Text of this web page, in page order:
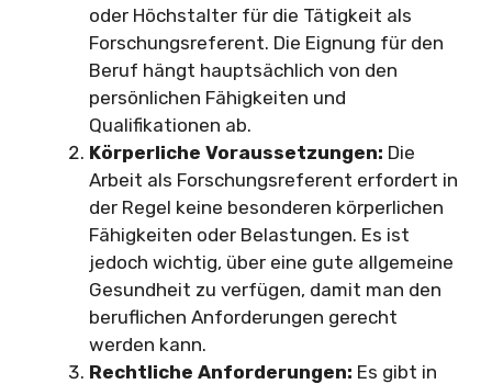
oder Höchstalter für die Tätigkeit als
Forschungsreferent. Die Eignung für den
Beruf hängt hauptsächlich von den
persönlichen Fähigkeiten und
Qualifikationen ab.
Körperliche Voraussetzungen: Die
Arbeit als Forschungsreferent erfordert in
der Regel keine besonderen körperlichen
Fähigkeiten oder Belastungen. Es ist
jedoch wichtig, über eine gute allgemeine
Gesundheit zu verfügen, damit man den
beruflichen Anforderungen gerecht
werden kann.
Rechtliche Anforderungen: Es gibt in